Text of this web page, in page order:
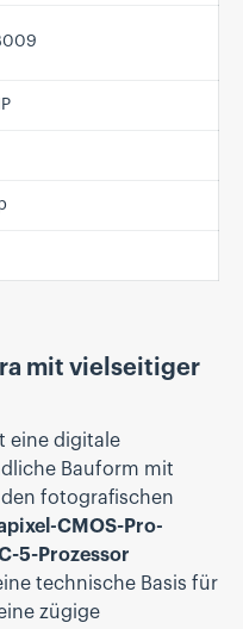
mit vielseitiger
eine digitale
Bauform mit
fotografischen
CMOS-Pro-
5-Prozessor
technische Basis für
zügige